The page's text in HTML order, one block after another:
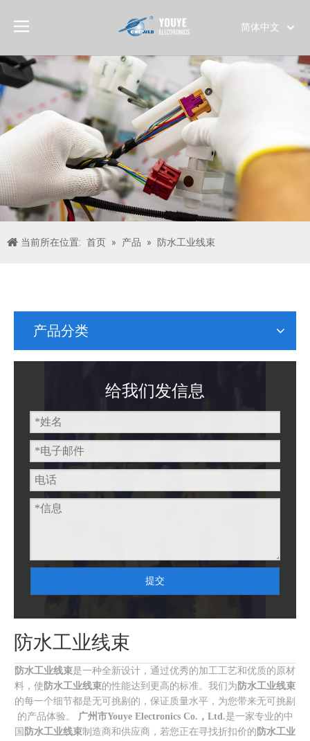
简体中文
Português
Deutsch
当前所在位置: 首页 » 产品 » 防水工业线束
产品分类
给我们发信息
提交
防水工业线束
防水工业线束是一种全新设计，通过优秀的加工工艺和优质的原材
料，使 防水工业线束的性能达到更高的标准。我们为 防水工业线束
的每一个细节都是无可挑剔的，保证质量水平，为您带来无可挑剔
的产品体验。 广州市Youye Electronics Co.，Ltd.是一家专业的中
国 防水工业线束制造商和供应商，若您正在寻找折扣价的 防水工业